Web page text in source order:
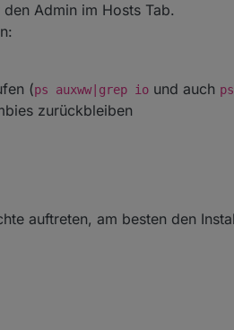
Admin im Hosts Tab.
(ps auxww|grep io und auch
zurückbleiben
auftreten, am besten den